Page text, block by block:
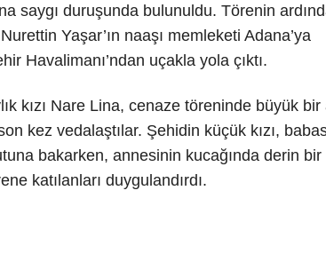
saygı duruşunda bulunuldu. Törenin
Yaşar’ın naaşı memleketi Adana’ya
Havalimanı’ndan uçakla yola çıktı.
kızı Nare Lina, cenaze töreninde büyük bir
kez vedalaştılar. Şehidin küçük kızı,
bakarken, annesinin kucağında derin
katılanları duygulandırdı.